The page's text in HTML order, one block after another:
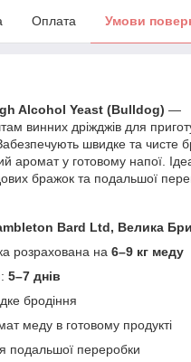
Оплата Умови
Alcohol Yeast (Bulldog) —
винних дріжджів для
швидке та чисте
аромат у готовому напої.
бражок та подальшої
Bard Ltd, Велика
розрахована на 6–9 кг меду
5–7 днів
бродіння
меду в готовому продукті
подальшої переробки